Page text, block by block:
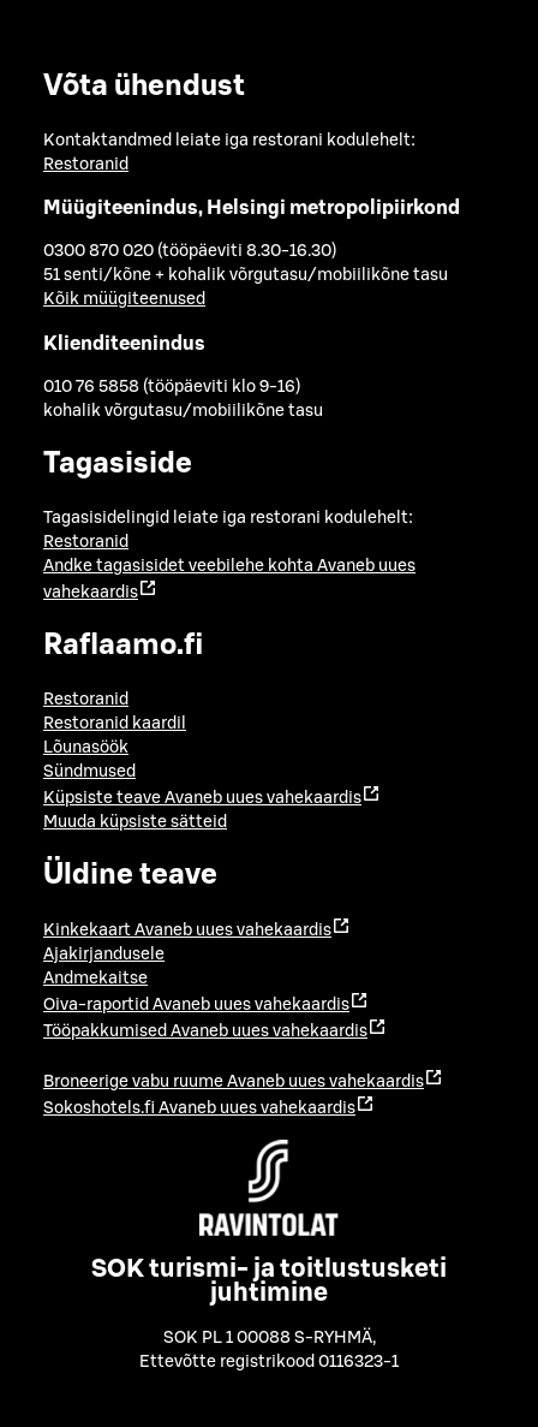
Võta ühendust
Kontaktandmed leiate iga restorani kodulehelt:
Restoranid
Müügiteenindus, Helsingi metropolipiirkond
0300 870 020 (tööpäeviti 8.30-16.30)
51 senti/kõne + kohalik võrgutasu/mobiilikõne tasu
Kõik müügiteenused
Klienditeenindus
010 76 5858 (tööpäeviti klo 9-16)
kohalik võrgutasu/mobiilikõne tasu
Tagasiside
Tagasisidelingid leiate iga restorani kodulehelt:
Restoranid
Andke tagasisidet veebilehe kohta Avaneb uues
vahekaardis
Raflaamo.fi
Restoranid
Restoranid kaardil
Lõunasöök
Sündmused
Küpsiste teave Avaneb uues vahekaardis
Muuda küpsiste sätteid
Üldine teave
Kinkekaart Avaneb uues vahekaardis
Ajakirjandusele
Andmekaitse
Oiva-raportid Avaneb uues vahekaardis
Tööpakkumised Avaneb uues vahekaardis
Broneerige vabu ruume Avaneb uues vahekaardis
Sokoshotels.fi Avaneb uues vahekaardis
SOK turismi- ja toitlustusketi
juhtimine
SOK PL 1 00088 S-RYHMÄ,
Ettevõtte registrikood 0116323-1